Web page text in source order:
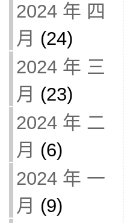
2024 年 四
月 (24)
2024 年 三
月 (23)
2024 年 二
月 (6)
2024 年 一
月 (9)